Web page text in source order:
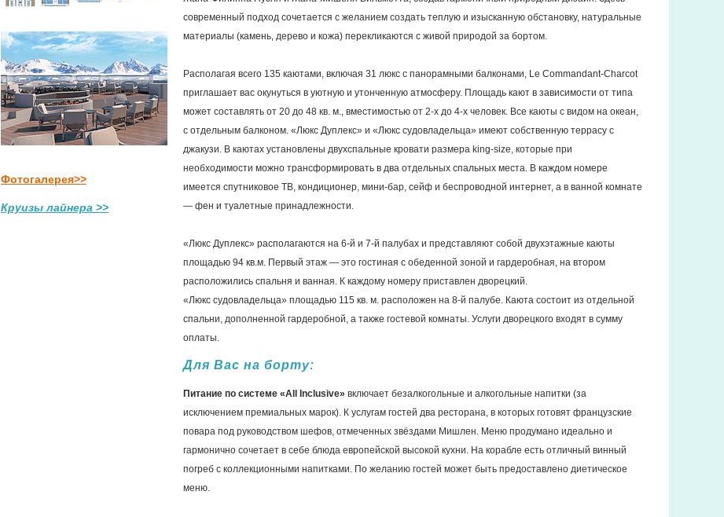
Фотогалерея>>
Круизы лайнера >>
современный подход сочетается с желанием создать теплую и изысканную обстановку, натуральные
материалы (камень, дерево и кожа) перекликаются с живой природой за бортом.
Располагая всего 135 каютами, включая 31 люкс с панорамными балконами, Le Commandant-Charcot
приглашает вас окунуться в уютную и утонченную атмосферу. Площадь кают в зависимости от типа
может составлять от 20 до 48 кв. м., вместимостью от 2-х до 4-х человек. Все каюты с видом на океан,
с отдельным балконом. «Люкс Дуплекс» и «Люкс судовладельца» имеют собственную террасу с
джакузи. В каютах установлены двухспальные кровати размера king-size, которые при
необходимости можно трансформировать в два отдельных спальных места. В каждом номере
имеется спутниковое ТВ, кондиционер, мини-бар, сейф и беспроводной интернет, а в ванной комнате
— фен и туалетные принадлежности.
«Люкс Дуплекс» располагаются на 6-й и 7-й палубах и представляют собой двухэтажные каюты
площадью 94 кв.м. Первый этаж — это гостиная с обеденной зоной и гардеробная, на втором
расположились спальня и ванная. К каждому номеру приставлен дворецкий.
«Люкс судовладельца» площадью 115 кв. м. расположен на 8-й палубе. Каюта состоит из отдельной
спальни, дополненной гардеробной, а также гостевой комнаты. Услуги дворецкого входят в сумму
оплаты.
Для Вас на борту:
Питание по системе «All Inclusive» включает безалкогольные и алкогольные напитки (за
исключением премиальных марок). К услугам гостей два ресторана, в которых готовят французские
повара под руководством шефов, отмеченных звёздами Мишлен. Меню продумано идеально и
гармонично сочетает в себе блюда европейской высокой кухни. На корабле есть отличный винный
погреб с коллекционными напитками. По желанию гостей может быть предоставлено диетическое
меню.